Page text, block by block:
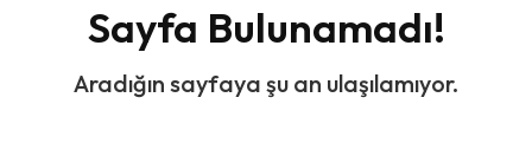
Sayfa Bulunamadı!
Aradığın sayfaya şu an ulaşılamıyor.